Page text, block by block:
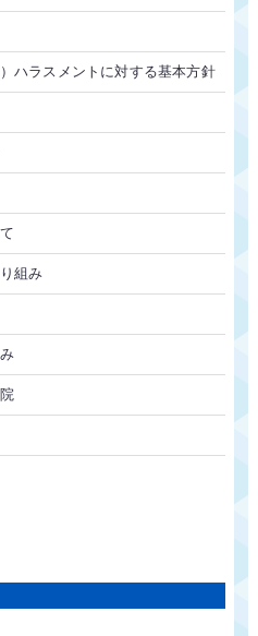
ハラスメントに対する基本方針
組み